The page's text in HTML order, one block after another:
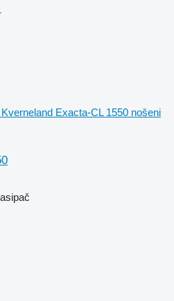
Kverneland Exacta-CL 1550 nošeni